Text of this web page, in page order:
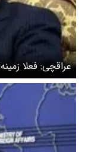
عراقچی: فعلا
دید که دولت
می‌کند